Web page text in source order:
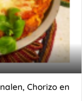
Chorizo en